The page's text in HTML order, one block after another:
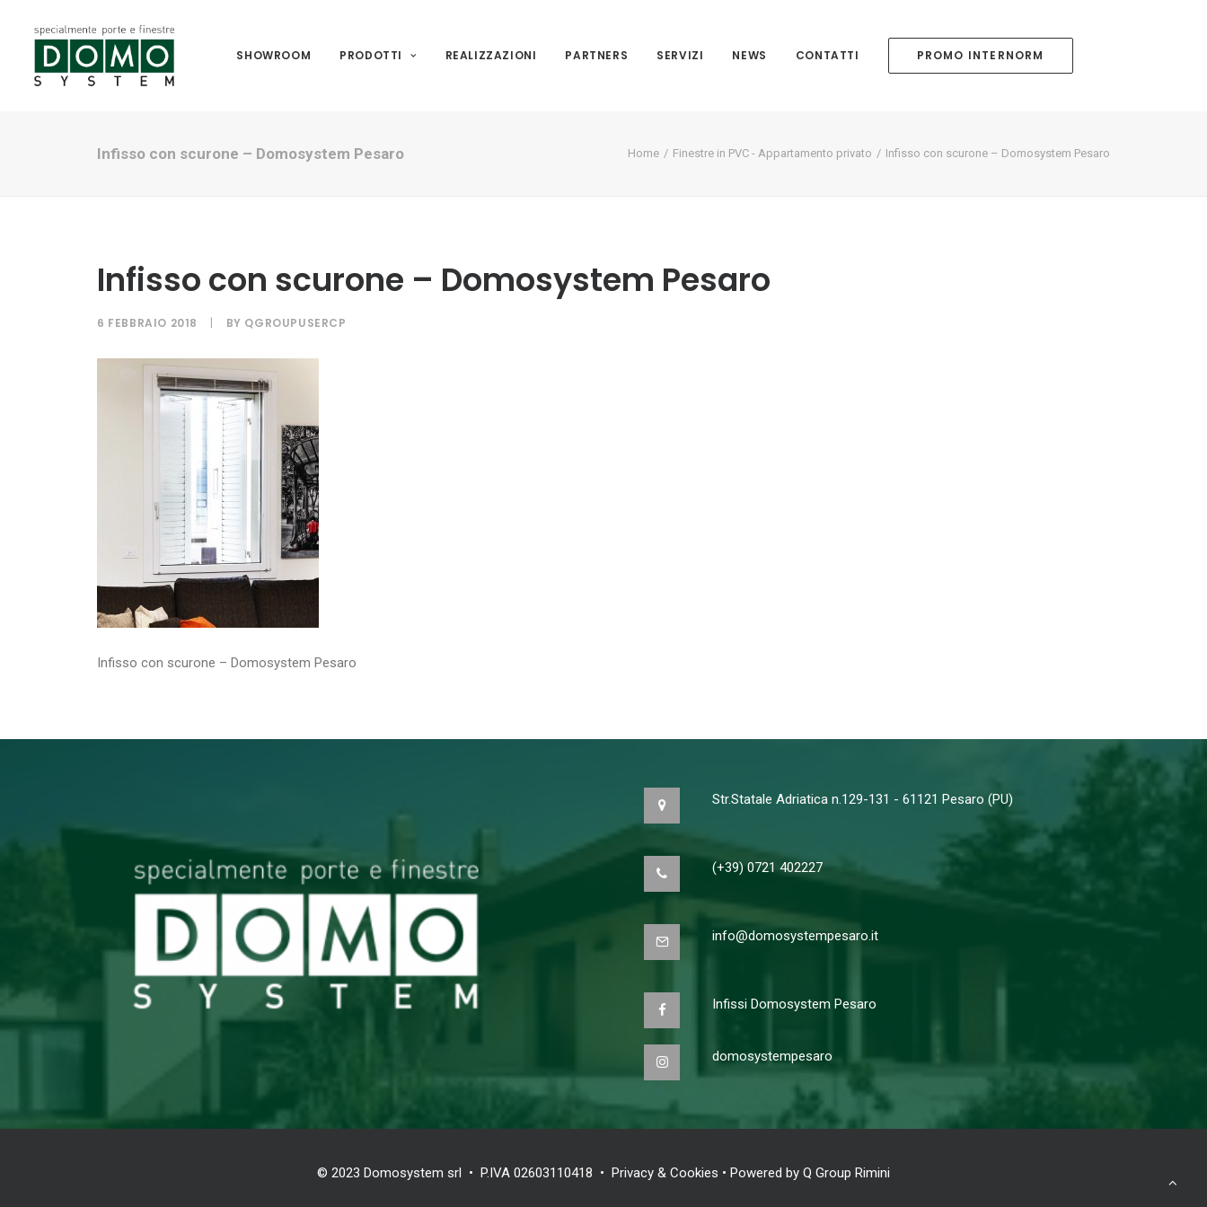
SHOWROOM PRODOTTI REALIZZAZIONI PARTNERS SERVIZI NEWS CONTATTI PROMO INTERNORM
Infisso con scurone – Domosystem Pesaro Home Finestre in PVC - Appartamento privato Infisso con scurone – Domosystem Pesaro
Infisso con scurone – Domosystem Pesaro
6 FEBBRAIO 2018 | BY QGROUPUSERCP
Infisso con scurone – Domosystem Pesaro
Str.Statale Adriatica n.129-131 - 61121 Pesaro (PU)
(+39) 0721 402227
info@domosystempesaro.it
Infissi Domosystem Pesaro
domosystempesaro
© 2023 Domosystem srl • P.IVA 02603110418 • Privacy & Cookies • Powered by Q Group Rimini